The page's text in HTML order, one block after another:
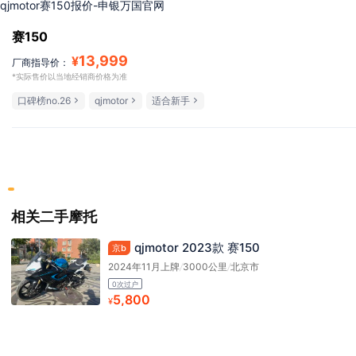
qjmotor赛150报价-申银万国官网
赛150
厂商指导价： ¥13,999
*实际售价以当地经销商价格为准
口碑榜no.26 qjmotor 适合新手
相关二手摩托
京b qjmotor 2023款 赛150
2024年11月上牌/3000公里 /北京市
0次过户
¥5,800